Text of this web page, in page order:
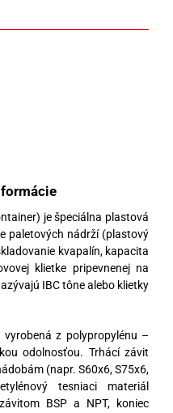
je špeciálna plastová
paletových nádrží (plastový
kvapalín, kapacita
klietke pripevnenej na
IBC tône alebo klietky
vyrobená z polypropylénu –
odolnosťou. Trhácí závit
(napr. S60x6, S75x6,
tesniaci materiál
BSP a NPT, koniec